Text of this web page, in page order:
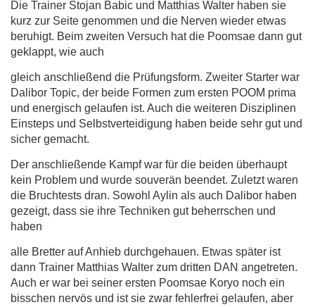
Die Trainer Stojan Babic und Matthias Walter haben sie
kurz zur Seite genommen und die Nerven wieder etwas
beruhigt. Beim zweiten Versuch hat die Poomsae dann gut
geklappt, wie auch
gleich anschließend die Prüfungsform. Zweiter Starter war
Dalibor Topic, der beide Formen zum ersten POOM prima
und energisch gelaufen ist. Auch die weiteren Disziplinen
Einsteps und Selbstverteidigung haben beide sehr gut und
sicher gemacht.
Der anschließende Kampf war für die beiden überhaupt
kein Problem und wurde souverän beendet. Zuletzt waren
die Bruchtests dran. Sowohl Aylin als auch Dalibor haben
gezeigt, dass sie ihre Techniken gut beherrschen und
haben
alle Bretter auf Anhieb durchgehauen. Etwas später ist
dann Trainer Matthias Walter zum dritten DAN angetreten.
Auch er war bei seiner ersten Poomsae Koryo noch ein
bisschen nervös und ist sie zwar fehlerfrei gelaufen, aber